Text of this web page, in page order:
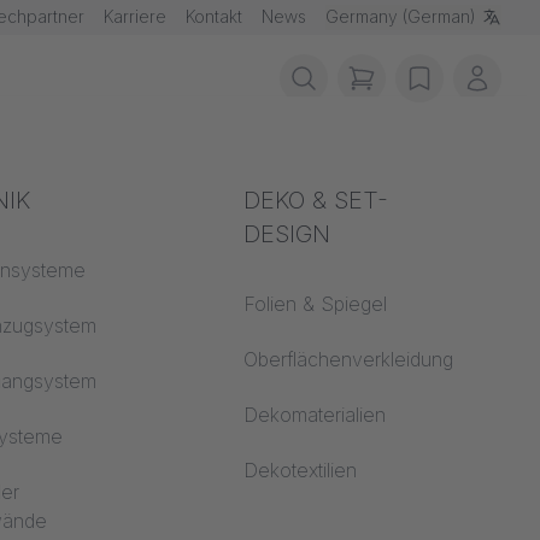
Karriere Kontakt News Germany (German)
Akustik
DEKO & SET-
DESIGN
Folien & Spiegel
Oberflächenverkleidung
Dekomaterialien
Dekotextilien
items in cart,
wishlistMein